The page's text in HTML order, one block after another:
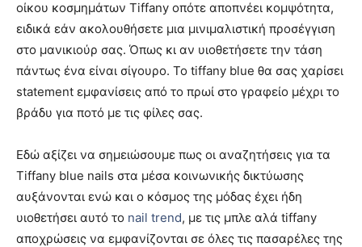
οίκου κοσμημάτων Tiffany οπότε αποπνέει κομψότητα,
ειδικά εάν ακολουθήσετε μια μινιμαλιστική προσέγγιση
στο μανικιούρ σας. Όπως κι αν υιοθετήσετε την τάση
πάντως ένα είναι σίγουρο. Το tiffany blue θα σας χαρίσει
statement εμφανίσεις από το πρωί στο γραφείο μέχρι το
βράδυ για ποτό με τις φίλες σας.
Εδώ αξίζει να σημειώσουμε πως οι αναζητήσεις για τα
Tiffany blue nails στα μέσα κοινωνικής δικτύωσης
αυξάνονται ενώ και ο κόσμος της μόδας έχει ήδη
υιοθετήσει αυτό το nail trend, με τις μπλε αλά tiffany
αποχρώσεις να εμφανίζονται σε όλες τις πασαρέλες της